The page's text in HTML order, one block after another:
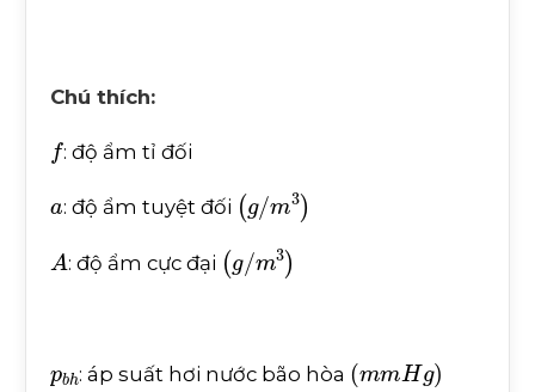
Chú thích:
: độ ẩm tỉ đối
: độ ẩm tuyệt đối (g m 3)
A : độ ẩm cực đại (g m 3)
h
: áp suất hơi nước bão hòa (m mH g